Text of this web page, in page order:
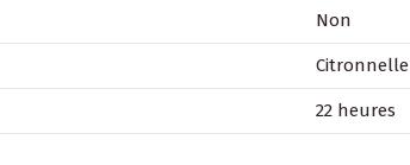
Non
Citronnelle
22 heures